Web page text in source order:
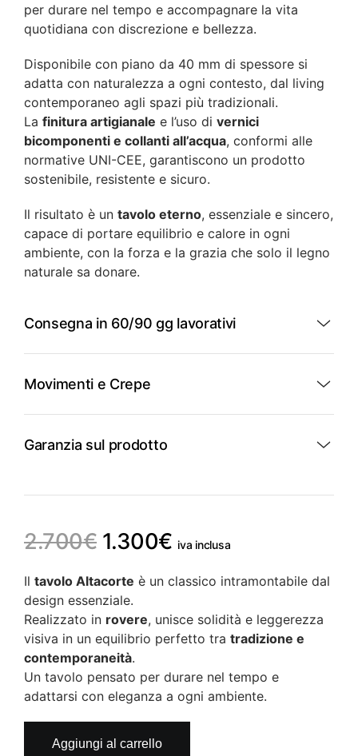
per durare nel tempo e accompagnare la vita
quotidiana con discrezione e bellezza.
Disponibile con piano da 40 mm di spessore si
adatta con naturalezza a ogni contesto, dal living
contemporaneo agli spazi più tradizionali.
La finitura artigianale e l’uso di vernici
bicomponenti e collanti all’acqua, conformi alle
normative UNI-CEE, garantiscono un prodotto
sostenibile, resistente e sicuro.
Il risultato è un tavolo eterno, essenziale e sincero,
capace di portare equilibrio e calore in ogni
ambiente, con la forza e la grazia che solo il legno
naturale sa donare.
Consegna in 60/90 gg lavorativi
Movimenti e Crepe
Garanzia sul prodotto
2.700€ Il
prezzo
originale
era:
2.700€.
1.300€Il
è:
1.300€.
iva inclusa
Il tavolo Altacorte è un classico intramontabile dal
design essenziale.
Realizzato in rovere, unisce solidità e leggerezza
visiva in un equilibrio perfetto tra tradizione e
contemporaneità.
Un tavolo pensato per durare nel tempo e
adattarsi con eleganza a ogni ambiente.
Aggiungi al carrello